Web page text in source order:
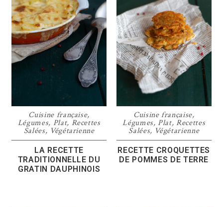
Cuisine française,
Légumes, Plat, Recettes
Salées, Végétarienne
LA RECETTE
TRADITIONNELLE DU
GRATIN DAUPHINOIS
Cuisine française,
Légumes, Plat,Recettes
Salées, Végétarienne
RECETTE CROQUETTES
DE POMMES DE TERRE